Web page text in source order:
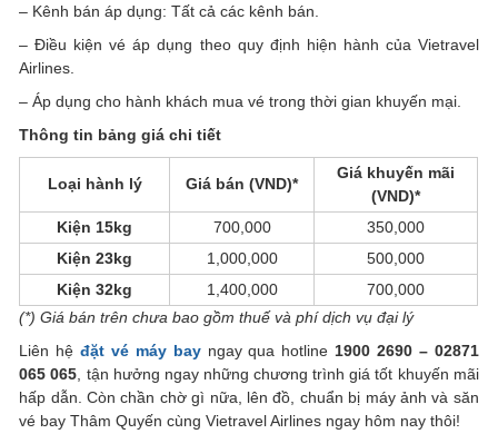
– Kênh bán áp dụng: Tất cả các kênh bán.
– Điều kiện vé áp dụng theo quy định hiện hành của Vietravel
Airlines.
– Áp dụng cho hành khách mua vé trong thời gian khuyến mại.
Thông tin bảng giá chi tiết
Loại hành lý Giá bán (VND)*
Giá khuyến mãi
(VND)*
Kiện 15kg
700,000
350,000
Kiện 23kg
1,000,000
500,000
Kiện 32kg
1,400,000
700,000
(*) Giá bán trên chưa bao gồm thuế và phí dịch vụ đại lý
Liên hệđặt vé máy bayngay qua hotline 1900 2690 – 02871
065 065 , tận hưởng ngay những chương trình giá tốt khuyến mãi
hấp dẫn. Còn chần chờ gì nữa, lên đồ, chuẩn bị máy ảnh và săn
vé bay Thâm Quyến cùng Vietravel Airlines ngay hôm nay thôi!